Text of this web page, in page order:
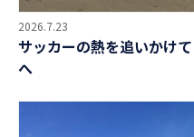
2026.7.23
サッカーの熱を追いかけ
へ